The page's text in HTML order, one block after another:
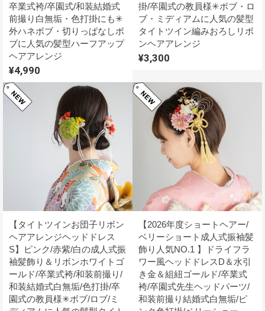
卒業式袴/卒園式/和装結婚式
前撮り白無垢・色打掛にも✳︎
外ハネボブ・切りっぱなしボ
ブに人気の髪型ハーフアップ
ヘアアレンジ
¥4,990
掛/卒園式の教員様✳︎ボブ・ロ
ブ・ミディアムに人気の髪型
タイトツイン編みおろしリボ
ンヘアアレンジ
¥3,300
【タイトツインお団子リボン
ヘアアレンジヘッドドレス
S】ピンク/赤紫/白の成人式振
袖髪飾り＆リボンホワイトゴ
ールド/卒業式袴/和装前撮り/
和装結婚式白無垢/色打掛/卒
園式の教員様✳︎ボブ/ロブ/ミ
【2026年度ショートヘアー/
ベリーショート成人式振袖髪
飾り人気NO.1 】ドライフラ
ワー風ヘッドドレスD＆水引
き金＆組紐ゴールド/卒業式
袴/卒園式先生ヘッドパーツ/
和装前撮り結婚式白無垢/ピ